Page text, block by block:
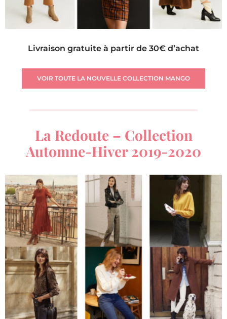
Livraison gratuite à partir de 30€ d’achat
VOIR TOUTE LA NOUVELLE COLLECTION MANGO
La Redoute – Collection
Automne-Hiver 2019-2020